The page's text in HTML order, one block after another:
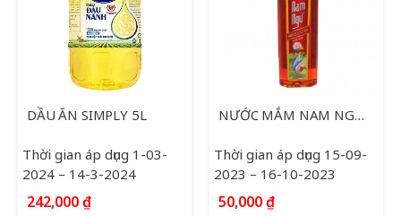
DẦU ĂN SIMPLY 5L
Thời gian áp dụng 1-03-
2024 – 14-3-2024
Giá
242,000₫Giá
NƯỚC MẮM NAM NGƯ 750ML
Thời gian áp dụng 15-09-
2023 – 16-10-2023
50,000₫